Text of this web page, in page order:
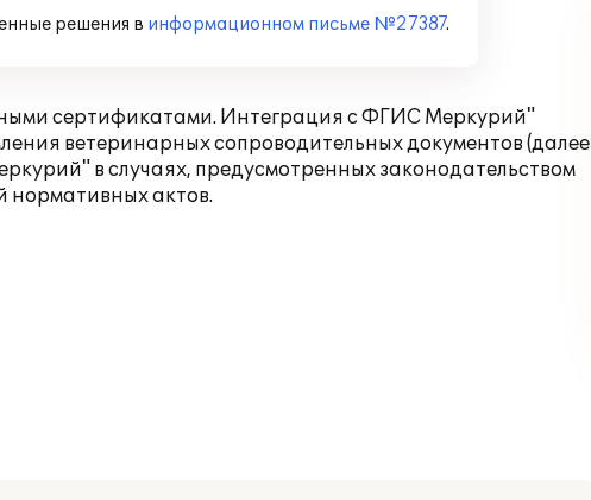
решения в информационном письме №27387.
сертификатами. Интеграция с ФГИС Меркурий"
ветеринарных сопроводительных документов (далее
в случаях, предусмотренных законодательством
нормативных актов.